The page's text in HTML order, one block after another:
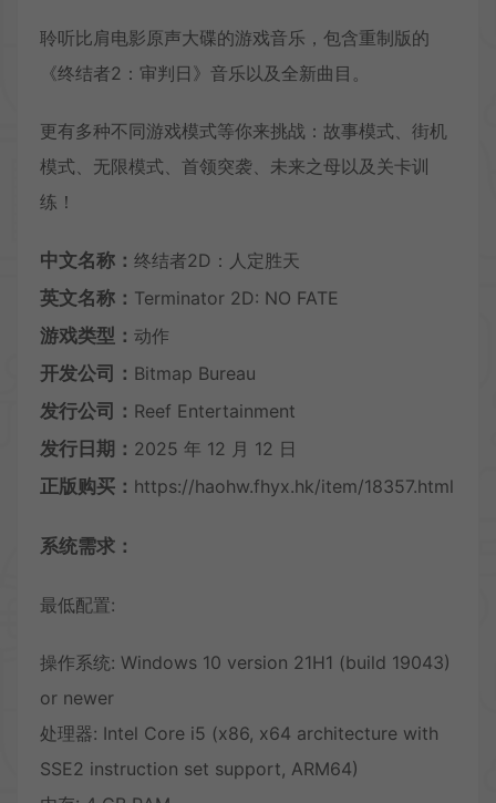
聆听比肩电影原声大碟的游戏音乐，包含重制版的
《终结者2：审判日》音乐以及全新曲目。
更有多种不同游戏模式等你来挑战：故事模式、街机
模式、无限模式、首领突袭、未来之母以及关卡训
练！
中文名称： 终结者2D：人定胜天
英文名称： Terminator 2D: NO FATE
游戏类型： 动作
开发公司： Bitmap Bureau
发行公司： Reef Entertainment
发行日期： 2025 年 12 月 12 日
正版购买： https://haohw.fhyx.hk/item/18357.html
系统需求：
最低配置:
操作系统: Windows 10 version 21H1 (build 19043)
or newer
处理器: Intel Core i5 (x86, x64 architecture with
SSE2 instruction set support, ARM64)